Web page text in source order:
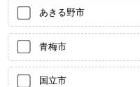
あきる野市
青梅市
国立市